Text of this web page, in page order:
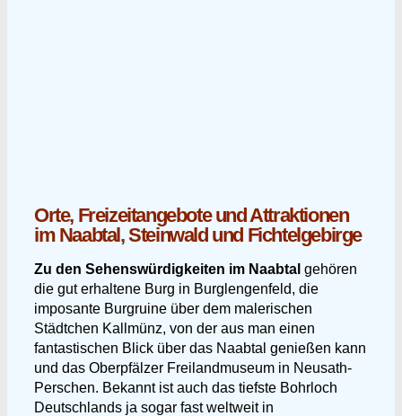
Orte, Freizeitangebote und Attraktionen
im Naabtal, Steinwald und Fichtelgebirge
Zu den Sehenswürdigkeiten im Naabtal gehören
die gut erhaltene Burg in Burglengenfeld, die
imposante Burgruine über dem malerischen
Städtchen Kallmünz, von der aus man einen
fantastischen Blick über das Naabtal genießen kann
und das Oberpfälzer Freilandmuseum in Neusath-
Perschen. Bekannt ist auch das tiefste Bohrloch
Deutschlands ja sogar fast weltweit in